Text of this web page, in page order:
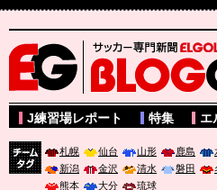
サッカー専門新聞ELGOLAZO web版
J練習場レポート 特集 エ
札幌 仙台 山形 鹿島
新潟
金沢 清水 磐田
熊本
大分 琉球